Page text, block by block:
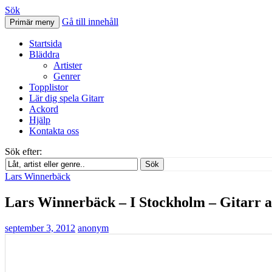
Svenskatabs.se
Sök
Primär meny Gå till innehåll
Startsida
Bläddra
Artister
Genrer
Topplistor
Lär dig spela Gitarr
Ackord
Hjälp
Kontakta oss
Sök efter:
Sök
Lars Winnerbäck
Lars Winnerbäck – I Stockholm – Gitarr
september 3, 2012 anonym